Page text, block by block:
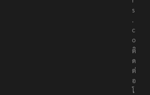
r
s
.
c
o
ติ
ด
ต่
อ